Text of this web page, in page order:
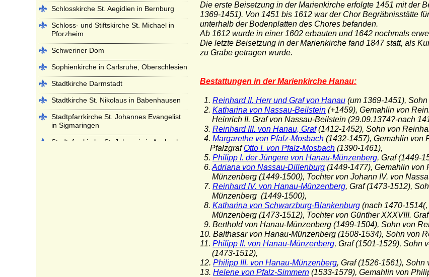
Die erste Beisetzung in der Marienkirche erfolgte 1451 mit der
1369-1451). Von 1451 bis 1612 war der Chor Begräbnisstätte
unterhalb der Bodenplatten des Chores befanden.
Ab 1612 wurde in einer 1602 erbauten und 1642 nochmals
Die letzte Beisetzung in der Marienkirche fand 1847 statt, als
zu Grabe getragen wurde.
Bestattungen in der Marienkirche Hanau:
1. Reinhard II. Herr und Graf von Hanau (um 1369-1451),
2. Katharina von Nassau-Beilstein (+1459), Gemahlin von
Heinrich II. Graf von Nassau-Beilstein (29.09.1374?-nach
3. Reinhard III. von Hanau, Graf(1412-1452), Sohn von
4. Margarethe von Pfalz-Mosbach (1432-1457), Gemahlin von
PfalzgrafOtto I. von Pfalz-Mosbach (1390-1461),
5. Philipp I. der Jüngere von Hanau-Münzenberg, Graf (1449-
6. Adriana von Nassau-Dillenburg (1449-1477), Gemahlin von
Münzenberg (1449-1500), Tochter von Johann IV. von
7. Reinhard IV. von Hanau-Münzenberg, Graf (1473-1512),
Münzenberg (1449-1500),
8. Katharina von Schwarzburg-Blankenburg (nach 1470-
Münzenberg (1473-1512), Tochter von Günther XXXVIII.
9. Berthold von Hanau-Münzenberg (1499-1504), Sohn von
10. Balthasar von Hanau-Münzenberg (1508-1534), Sohn von
11. Philipp II. von Hanau-Münzenberg, Graf (1501-1529), Sohn
(1473-1512),
12. Philipp III. von Hanau-Münzenberg, Graf (1526-1561),
13. Helene von Pfalz-Simmern (1533-1579), Gemahlin von
Schlosskirche St. Aegidien in Bernburg
Schloss- und Stiftskirche St. Michael in
Pforzheim
Schweriner Dom
Sophienkirche in Carlsruhe, Oberschlesien
Stadtkirche Darmstadt
Stadtkirche St. Nikolaus in Babenhausen
Stadtpfarrkirche St. Johannes Evangelist
in Sigmaringen
Stadtpfarrkirche St. Johannis in Ansbach